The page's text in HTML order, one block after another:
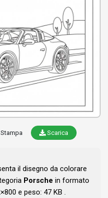
Scarica
il disegno da colorare
Porsche in formato
e peso: 47 KB .